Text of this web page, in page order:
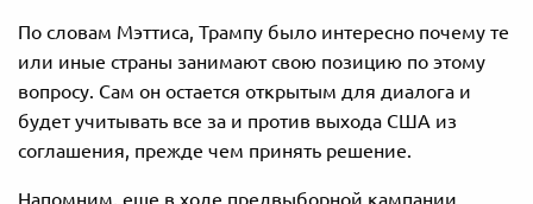
По словам Мэттиса, Трампу было интересно почему те
или иные страны занимают свою позицию по этому
вопросу. Сам он остается открытым для диалога и
будет учитывать все за и против выхода США из
соглашения, прежде чем принять решение.
Напомним, еще в ходе предвыборной кампании